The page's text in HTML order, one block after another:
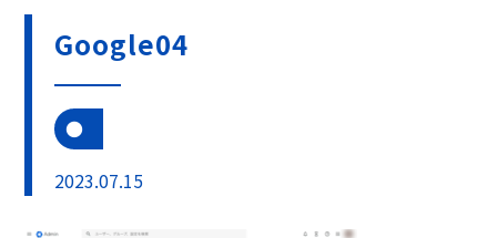
Google04
2023.07.15